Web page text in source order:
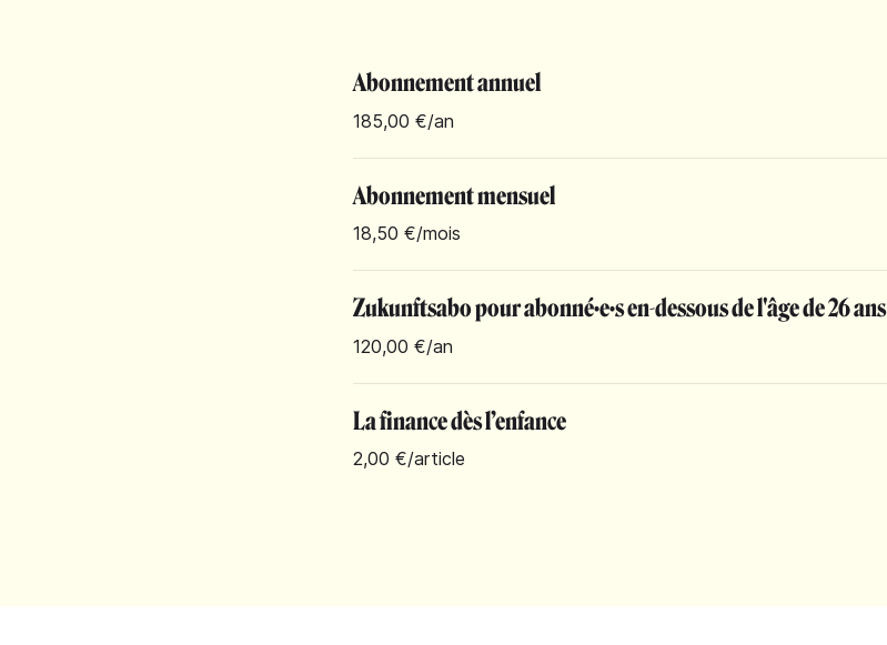
Abonnement annuel
185,00 €/an
Abonnement mensuel
18,50 €/mois
Zukunftsabo pour abonné·e·s en-dessous de l'âge de 26 ans
120,00 €/an
La finance dès l’enfance
2,00 €/article